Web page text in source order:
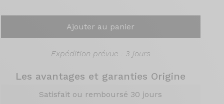
Ajouter au panier
Expédition prévue : 3 jours
Les avantages et garanties Origine
Satisfait ou remboursé 30 jours